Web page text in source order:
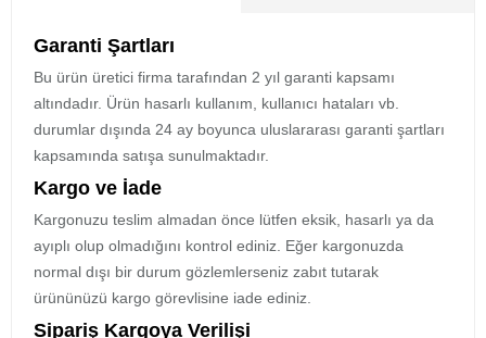
Garanti Şartları
Bu ürün üretici firma tarafından 2 yıl garanti kapsamı
altındadır. Ürün hasarlı kullanım, kullanıcı hataları vb.
durumlar dışında 24 ay boyunca uluslararası garanti şartları
kapsamında satışa sunulmaktadır.
Kargo ve İade
Kargonuzu teslim almadan önce lütfen eksik, hasarlı ya da
ayıplı olup olmadığını kontrol ediniz. Eğer kargonuzda
normal dışı bir durum gözlemlerseniz zabıt tutarak
ürününüzü kargo görevlisine iade ediniz.
Sipariş Kargoya Verilişi